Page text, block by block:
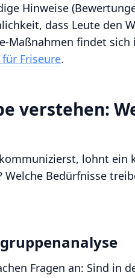
Hinweise
dass Leute den
Maßnahmen findet sich
Friseure.
verstehen:
lohnt ein
Welche Bedürfnisse
Fragen an: Sind in